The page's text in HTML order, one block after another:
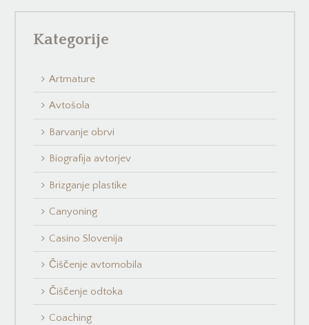
Kategorije
Artmature
Avtošola
Barvanje obrvi
Biografija avtorjev
Brizganje plastike
Canyoning
Casino Slovenija
Čiščenje avtomobila
Čiščenje odtoka
Coaching